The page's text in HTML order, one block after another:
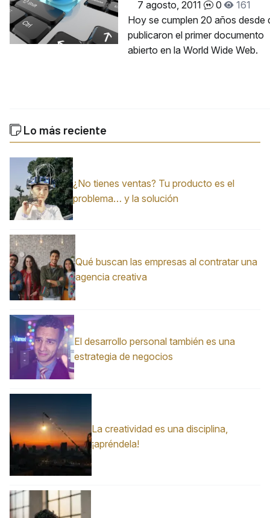
7 agosto, 2011 0
161
Hoy se cumplen 20 años desde
publicaron el primer documento
abierto en la World Wide Web.
Lo más reciente
¿No tienes ventas? Tu producto es el
problema… y la solución
Qué buscan las empresas al contratar una
agencia creativa
El desarrollo personal también es una
estrategia de negocios
La creatividad es una disciplina,
¡apréndela!